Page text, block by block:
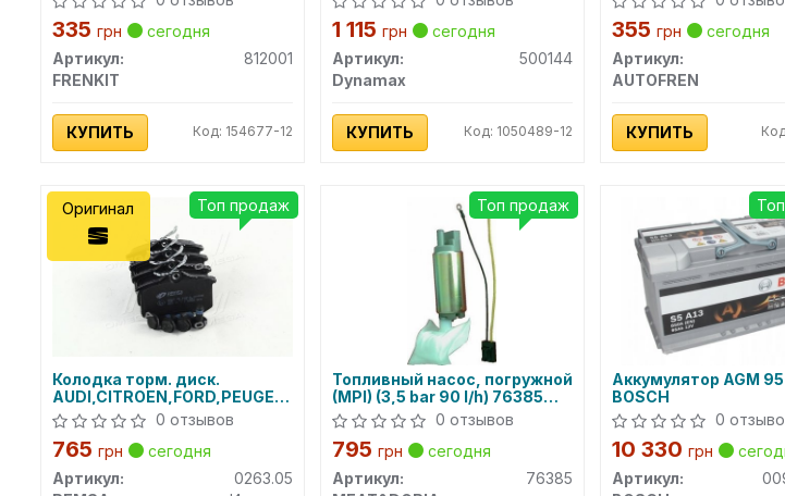
335 грн
сегодня
Артикул:
812001
FRENKIT
КУПИТЬ Код: 154677-12
1 115 грн
сегодня
Артикул:
500144
Dynamax
КУПИТЬ Код: 1050489-12
355 грн
сегодня
Артикул:
AUTOFREN
КУПИТЬ
Колодка торм. диск.
AUDI,CITROEN,FORD,PEUGEOT,RENAULT,SEAT,SKODA,VW
задн. (пр-во REMSA)
0 отзывов
765 грн
сегодня
Артикул:
0263.05
Топ продаж
Оригинал
Топливный насос, погружной
(MPI) (3,5 bar 90 l/h) 76385
MEAT&DORIA0 отзывов
795 грн
сегодня
Артикул:
76385
Топ продаж
Аккумулятор AGM 95
BOSCH
0
10 330 грн
Артикул: